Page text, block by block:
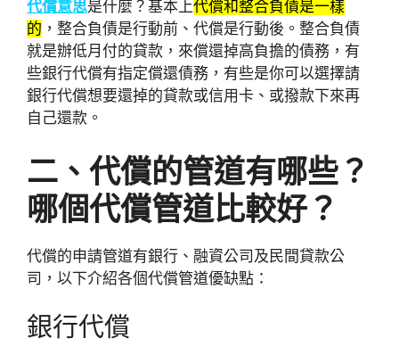
代償意思是什麼？基本上代償和整合負債是一樣
的 ，整合負債是行動前、代償是行動後。整合負債
就是辦低月付的貸款，來償還掉高負擔的債務，有
些銀行代償有指定償還債務，有些是你可以選擇請
銀行代償想要還掉的貸款或信用卡、或撥款下來再
自己還款。
二、代償的管道有哪些？
哪個代償管道比較好？
代償的申請管道有銀行、融資公司及民間貸款公
司，以下介紹各個代償管道優缺點：
銀行代償